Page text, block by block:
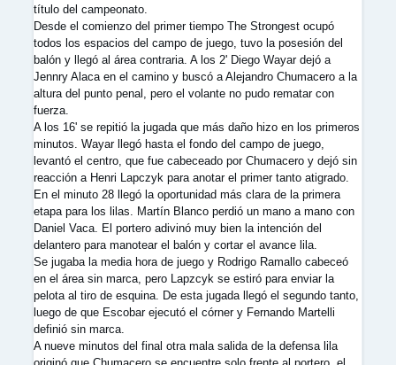
título del campeonato.
Desde el comienzo del primer tiempo The Strongest ocupó
todos los espacios del campo de juego, tuvo la posesión del
balón y llegó al área contraria. A los 2' Diego Wayar dejó a
Jennry Alaca en el camino y buscó a Alejandro Chumacero a la
altura del punto penal, pero el volante no pudo rematar con
fuerza.
A los 16' se repitió la jugada que más daño hizo en los primeros
minutos. Wayar llegó hasta el fondo del campo de juego,
levantó el centro, que fue cabeceado por Chumacero y dejó sin
reacción a Henri Lapczyk para anotar el primer tanto atigrado.
En el minuto 28 llegó la oportunidad más clara de la primera
etapa para los lilas. Martín Blanco perdió un mano a mano con
Daniel Vaca. El portero adivinó muy bien la intención del
delantero para manotear el balón y cortar el avance lila.
Se jugaba la media hora de juego y Rodrigo Ramallo cabeceó
en el área sin marca, pero Lapzcyk se estiró para enviar la
pelota al tiro de esquina. De esta jugada llegó el segundo tanto,
luego de que Escobar ejecutó el córner y Fernando Martelli
definió sin marca.
A nueve minutos del final otra mala salida de la defensa lila